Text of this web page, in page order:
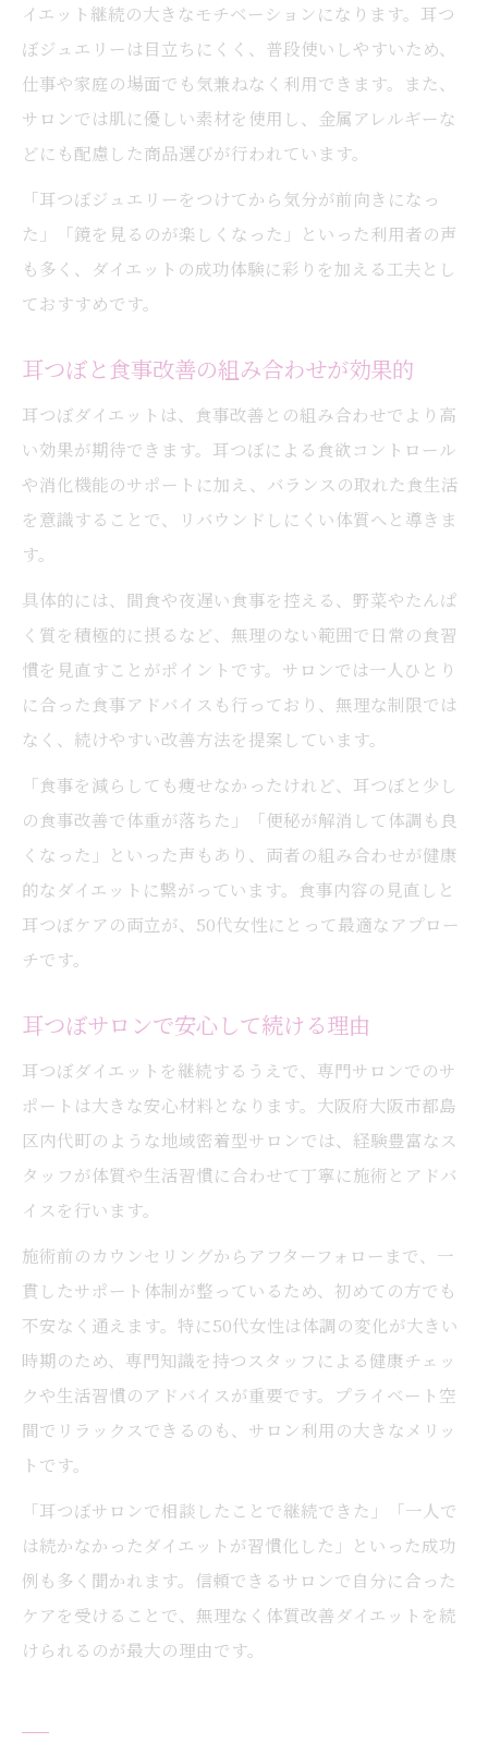
イエット継続の大きなモチベーションになります。耳つ
ぼジュエリーは目立ちにくく、普段使いしやすいため、
仕事や家庭の場面でも気兼ねなく利用できます。また、
サロンでは肌に優しい素材を使用し、金属アレルギーな
どにも配慮した商品選びが行われています。
「耳つぼジュエリーをつけてから気分が前向きになっ
た」「鏡を見るのが楽しくなった」といった利用者の声
も多く、ダイエットの成功体験に彩りを加える工夫とし
ておすすめです。
耳つぼと食事改善の組み合わせが効果的
耳つぼダイエットは、食事改善との組み合わせでより高
い効果が期待できます。耳つぼによる食欲コントロール
や消化機能のサポートに加え、バランスの取れた食生活
を意識することで、リバウンドしにくい体質へと導きま
す。
具体的には、間食や夜遅い食事を控える、野菜やたんぱ
く質を積極的に摂るなど、無理のない範囲で日常の食習
慣を見直すことがポイントです。サロンでは一人ひとり
に合った食事アドバイスも行っており、無理な制限では
なく、続けやすい改善方法を提案しています。
「食事を減らしても痩せなかったけれど、耳つぼと少し
の食事改善で体重が落ちた」「便秘が解消して体調も良
くなった」といった声もあり、両者の組み合わせが健康
的なダイエットに繋がっています。食事内容の見直しと
耳つぼケアの両立が、50代女性にとって最適なアプロー
チです。
耳つぼサロンで安心して続ける理由
耳つぼダイエットを継続するうえで、専門サロンでのサ
ポートは大きな安心材料となります。大阪府大阪市都島
区内代町のような地域密着型サロンでは、経験豊富なス
タッフが体質や生活習慣に合わせて丁寧に施術とアドバ
イスを行います。
施術前のカウンセリングからアフターフォローまで、一
貫したサポート体制が整っているため、初めての方でも
不安なく通えます。特に50代女性は体調の変化が大きい
時期のため、専門知識を持つスタッフによる健康チェッ
クや生活習慣のアドバイスが重要です。プライベート空
間でリラックスできるのも、サロン利用の大きなメリッ
トです。
「耳つぼサロンで相談したことで継続できた」「一人で
は続かなかったダイエットが習慣化した」といった成功
例も多く聞かれます。信頼できるサロンで自分に合った
ケアを受けることで、無理なく体質改善ダイエットを続
けられるのが最大の理由です。